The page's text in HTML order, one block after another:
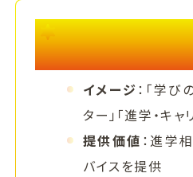
セルフブランディン
ドバイザー
イメージ ：「学
ター」「進学・キ
提供価値 ：進学
バイスを提供